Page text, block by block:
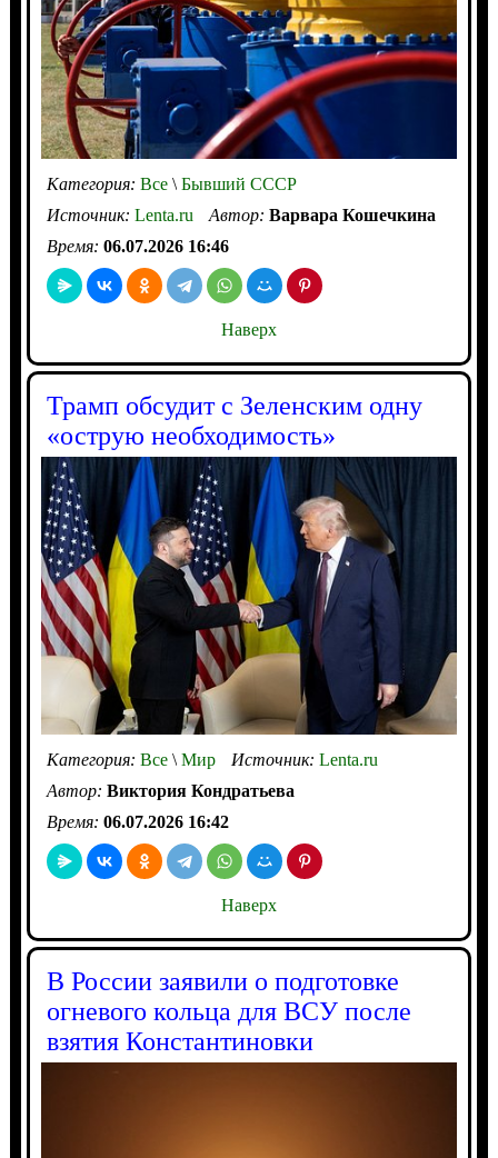
Категория: Все\Бывший СССР
Источник: Lenta.ru Автор: Варвара Кошечкина
Время: 06.07.2026 16:46
Наверх
Трамп обсудит с Зеленским одну
«острую необходимость»
Категория: Все\Мир Источник: Lenta.ru
Автор: Виктория Кондратьева
Время: 06.07.2026 16:42
Наверх
В России заявили о подготовке
огневого кольца для ВСУ после
взятия Константиновки